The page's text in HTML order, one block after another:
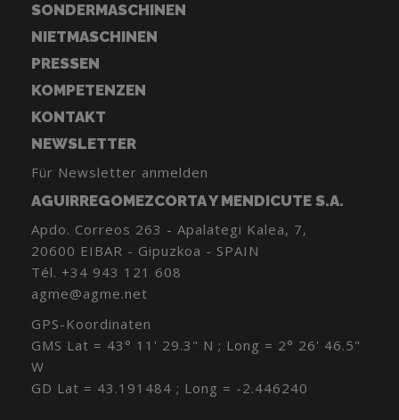
SONDERMASCHINEN
NIETMASCHINEN
PRESSEN
KOMPETENZEN
KONTAKT
NEWSLETTER
Für Newsletter anmelden
AGUIRREGOMEZCORTA Y MENDICUTE S.A.
Apdo. Correos 263 - Apalategi Kalea, 7,
20600 EIBAR - Gipuzkoa - SPAIN
Tél. +34 943 121 608
agme@agme.net
GPS-Koordinaten
GMS Lat = 43° 11' 29.3" N ; Long = 2° 26' 46.5"
W
GD Lat = 43.191484 ; Long = -2.446240